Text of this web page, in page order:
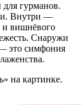
гурманов.
Внутри —
и вишнёвого
Снаружи
это симфония
на картинке.